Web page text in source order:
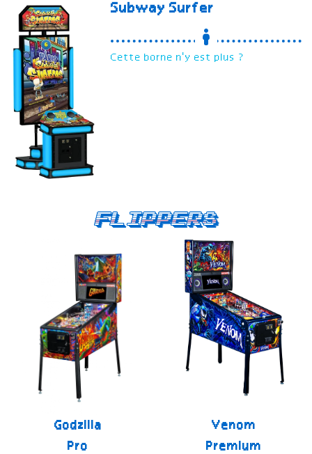
Subway Surfer
Cette borne n'y est plus ?
Flippers
Godzilla
Pro
Venom
Premium